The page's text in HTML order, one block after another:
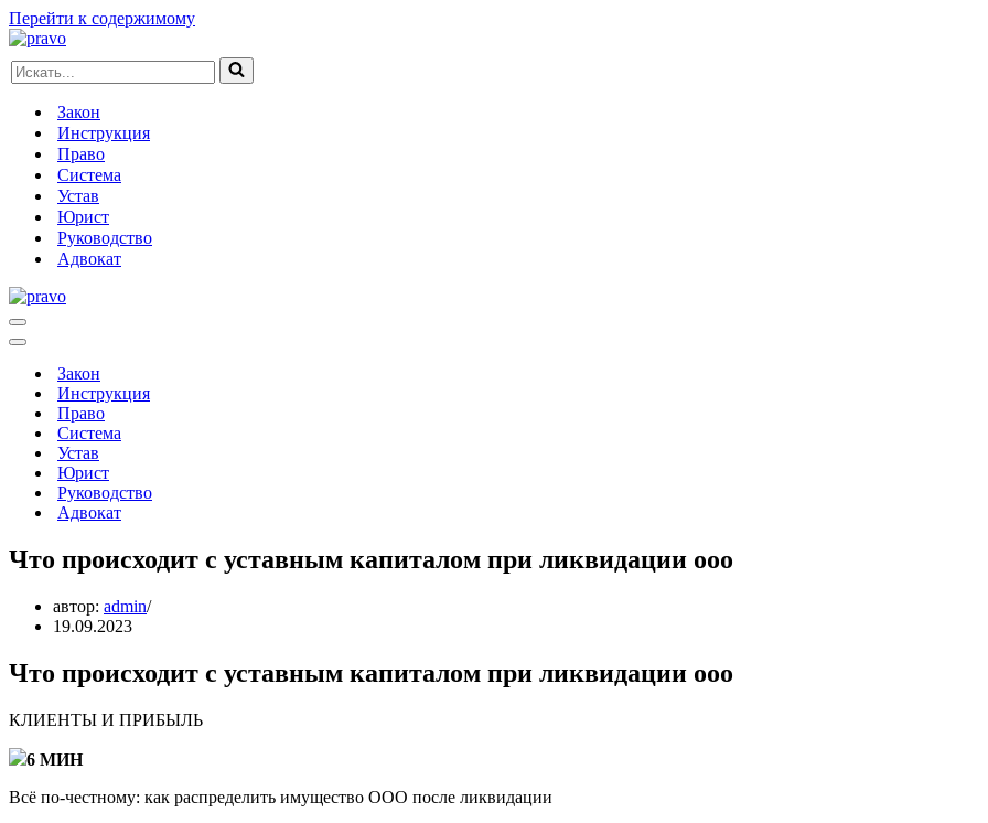
Перейти к содержимому
Искать...
Закон
Инструкция
Право
Система
Устав
Юрист
Руководство
Адвокат
Меню
навигации
Меню
навигацииЗакон
Инструкция
Право
Система
Устав
Юрист
Руководство
Адвокат
Что происходит с уставным капиталом при ликвидации ооо
автор: admin
19.09.2023
Что происходит с уставным капиталом при ликвидации ооо
КЛИЕНТЫ И ПРИБЫЛЬ
6 МИН
Всё по-честному: как распределить имущество ООО после ликвидации